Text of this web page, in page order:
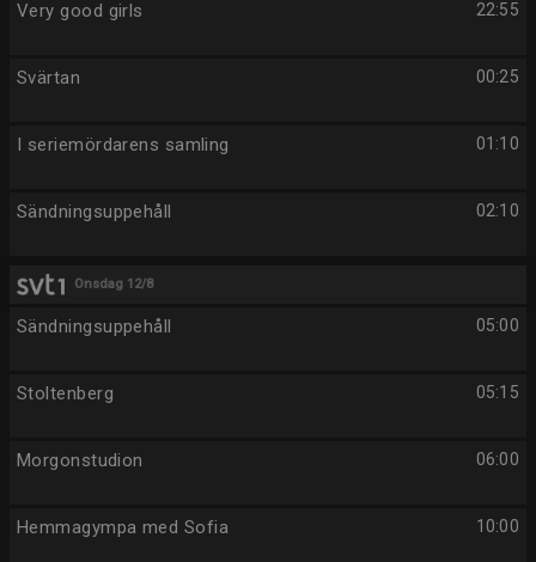
22:55
Very good girls
00:25
Svärtan
01:10
I seriemördarens samling
02:10
Sändningsuppehåll
Onsdag 12/8
05:00
Sändningsuppehåll
05:15
Stoltenberg
06:00
Morgonstudion
10:00
Hemmagympa med Sofia